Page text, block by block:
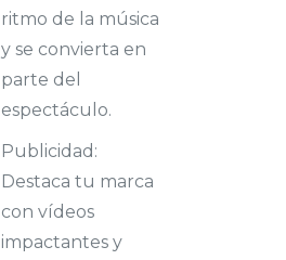
ritmo de la música
y se convierta en
parte del
espectáculo.
Publicidad:
Destaca tu marca
con vídeos
impactantes y